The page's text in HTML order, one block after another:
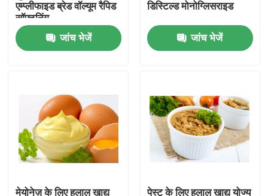
कारखाना भ्रमण
संपर्क करें
समाचार
एक उद्धरण का अनुरोध करें
एम्प्लीफाइड ब्रेड वॉल्यूम रैपिड
सॉफ्टनिंग
जांच भेजें
डिस्टिल्ड मोनोग्लिसराइड
जांच भेजें
मेयोनेज़ के लिए हलाल खाद्य पेस्ट के लिए हलाल खाद्य योज्य